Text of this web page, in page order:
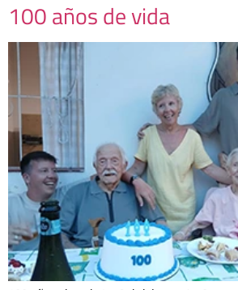
100 años de vida